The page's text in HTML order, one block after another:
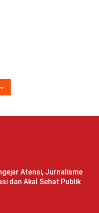
Atensi, Jurnalisme
dan Akal Sehat Publik